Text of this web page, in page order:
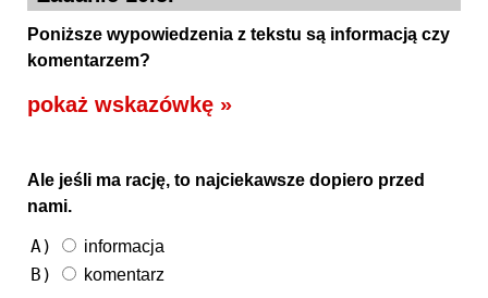
Poniższe wypowiedzenia z tekstu są informacją czy
komentarzem?
pokaż wskazówkę »
Ale jeśli ma rację, to najciekawsze dopiero przed
nami.
A) informacja
B) komentarz